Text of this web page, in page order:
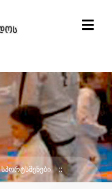
ᲡᲞᲝᲠᲢᲡᲛᲔᲜᲔᲑᲘ